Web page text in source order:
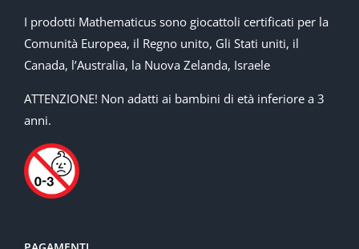
I prodotti Mathematicus sono giocattoli certificati per la
Comunità Europea, il Regno unito, Gli Stati uniti, il
Canada, l’Australia, la Nuova Zelanda, Israele
ATTENZIONE! Non adatti ai bambini di età inferiore a 3
anni.